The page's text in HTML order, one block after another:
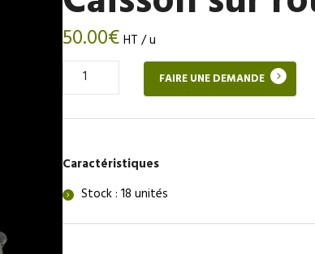
50.00€ HT / u
Quantité
sur
FAIRE UNE DEMANDE
Caractéristiques
Stock : 18 unités